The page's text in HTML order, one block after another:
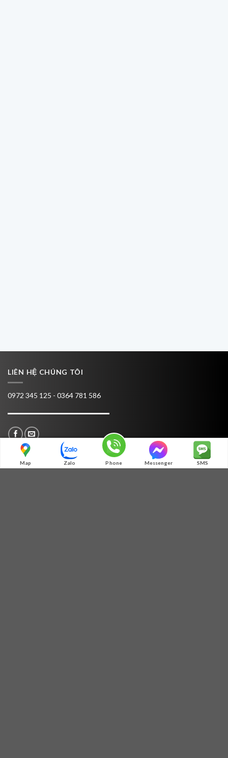
Map Zalo Phone Messenger SMS
LIÊN HỆ CHÚNG TÔI
0972 345 125 - 0364 781 586